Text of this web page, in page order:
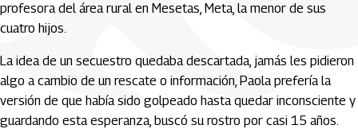
profesora del área rural en Mesetas, Meta, la menor de sus
cuatro hijos.
La idea de un secuestro quedaba descartada, jamás les pidieron
algo a cambio de un rescate o información, Paola prefería la
versión de que había sido golpeado hasta quedar inconsciente y
guardando esta esperanza, buscó su rostro por casi 15 años.